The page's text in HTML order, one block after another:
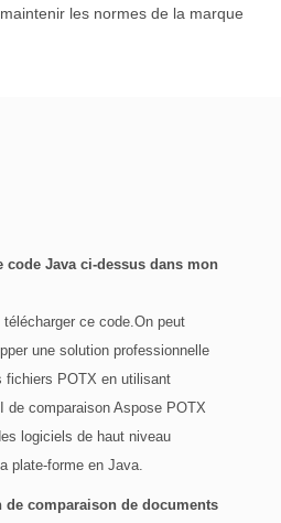
les normes de la marque
code Java ci-dessus dans mon
ce code.On peut
une solution professionnelle
fichiers POTX en utilisant
de comparaison Aspose POTX
logiciels de haut niveau
plate-forme en Java.
de comparaison de documents